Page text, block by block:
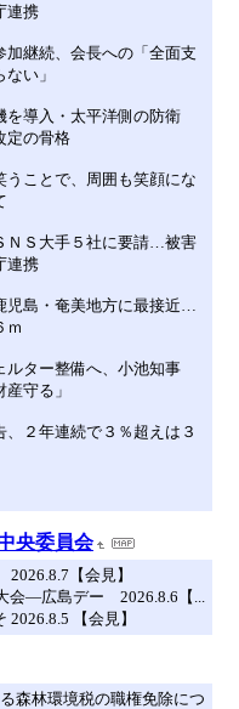
連携
加継続、会長への「全面支
い」
を導入・太平洋側の防衛
定の骨格
ことで、周囲も笑顔にな
ＮＳ大手５社に要請…被害
連携
島・奄美地方に最接近…
ｍ
ルター整備へ、小池知事
守る」
２年連続で３％超えは３
央委員会
【会見】
会―広島デー 2026.8.6【...
【会見】
森林環境税の職権免除につ